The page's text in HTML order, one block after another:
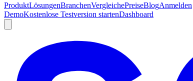
ProduktLösungenBranchenVergleichePreiseBlogAnmelden
DemoKostenlose Testversion startenDashboard